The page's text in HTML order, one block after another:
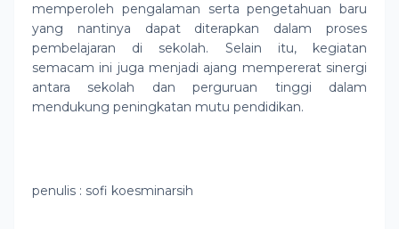
memperoleh pengalaman serta pengetahuan baru
yang nantinya dapat diterapkan dalam proses
pembelajaran di sekolah. Selain itu, kegiatan
semacam ini juga menjadi ajang mempererat sinergi
antara sekolah dan perguruan tinggi dalam
mendukung peningkatan mutu pendidikan.
penulis : sofi koesminarsih